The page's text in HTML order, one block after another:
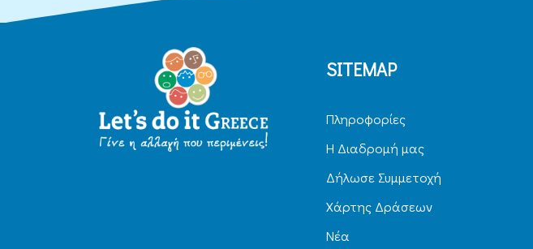
SITEMAP
Πληροφορίες
H Διαδρομή μας
Δήλωσε Συμμετοχή
Χάρτης Δράσεων
Νέα